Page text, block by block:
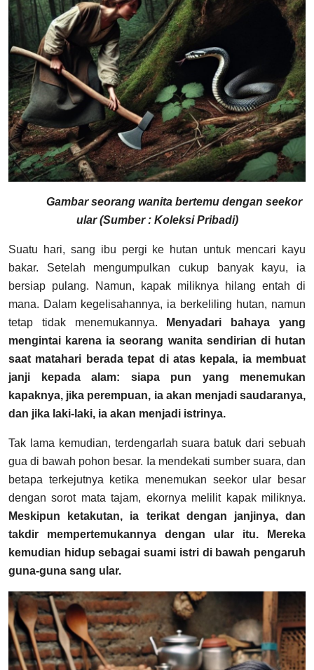
Gambar seorang wanita bertemu dengan seekor
ular (Sumber : Koleksi Pribadi)
Suatu hari, sang ibu pergi ke hutan untuk mencari kayu
bakar. Setelah mengumpulkan cukup banyak kayu, ia
bersiap pulang. Namun, kapak miliknya hilang entah di
mana. Dalam kegelisahannya, ia berkeliling hutan, namun
tetap tidak menemukannya.
Menyadari bahaya yang
mengintai karena ia seorang wanita sendirian di hutan
saat matahari berada tepat di atas kepala, ia membuat
janji kepada alam: siapa pun yang menemukan
kapaknya, jika perempuan, ia akan menjadi saudaranya,
dan jika laki-laki, ia akan menjadi istrinya.
Tak lama kemudian, terdengarlah suara batuk dari sebuah
gua di bawah pohon besar. Ia mendekati sumber suara, dan
betapa terkejutnya ketika menemukan seekor ular besar
dengan sorot mata tajam, ekornya melilit kapak miliknya.
Meskipun ketakutan, ia terikat dengan janjinya, dan
takdir mempertemukannya dengan ular itu. Mereka
kemudian hidup sebagai suami istri di bawah pengaruh
guna-guna sang ular.